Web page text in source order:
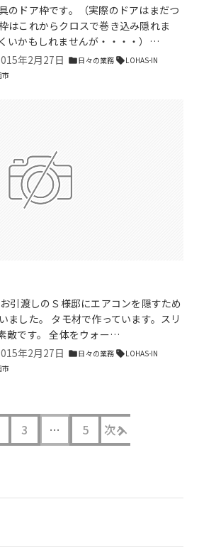
のドア枠です。（実際のドアはまだつ
はこれからクロスで巻き込み隠れま
いかもしれませんが・・・・）…
年2月27日 folder日々の業務 sellLOHAS-IN
市
引渡しのＳ様邸にエアコンを隠すため
ました。 タモ材で作っています。スリ
敵です。 全体をウォー…
年2月27日 folder日々の業務 sellLOHAS-IN
市
3 … 5 次へ